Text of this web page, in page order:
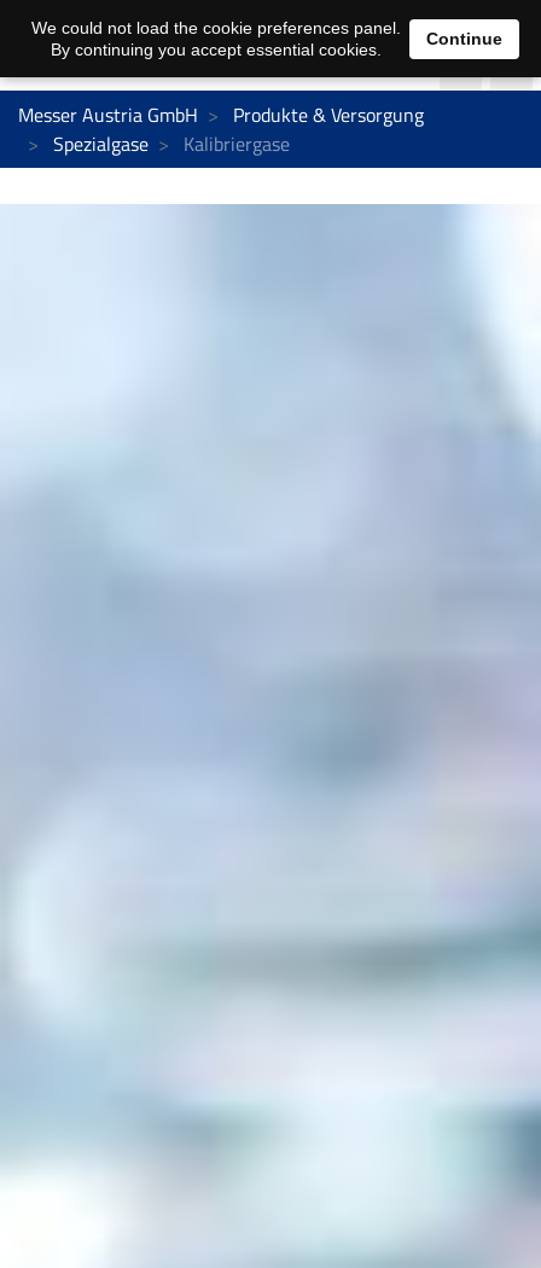
Messer Austria GmbH
Produkte & Versorgung
Spezialgase
Kalibriergase
We could not load the cookie preferences panel.
By continuing you accept essential cookies.
Continue